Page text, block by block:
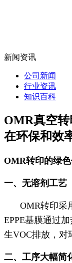
新闻资讯
公司新闻
行业资讯
知识百科
OMR真空转
在环保和效
OMR转印的绿
一、无溶剂工艺
OMR转印采
EPPE基膜通过
生VOC排放，对
二、工序大幅简